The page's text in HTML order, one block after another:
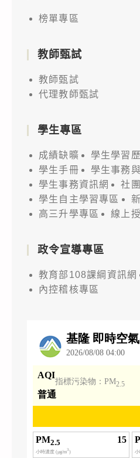
榜單專區
教師甄試
教師甄試
代理教師甄試
學生專區
成績缺曠
學生學習
學生手冊
學生事務
學生事務資訊網
社
學生自主學習專區
高三升學專區
線上
政令宣導專區
教育部108課綱資訊網
內控稽核專區